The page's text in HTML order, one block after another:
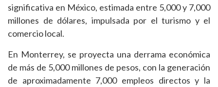
significativa en México, estimada entre 5,000 y 7,000
millones de dólares, impulsada por el turismo y el
comercio local.
En Monterrey, se proyecta una derrama económica
de más de 5,000 millones de pesos, con la generación
de aproximadamente 7,000 empleos directos y la